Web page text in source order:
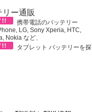
リー通販
携帯電話のバッテリー
LG, Sony Xperia, HTC,
Nokia など、
タブレット バッテリーを探